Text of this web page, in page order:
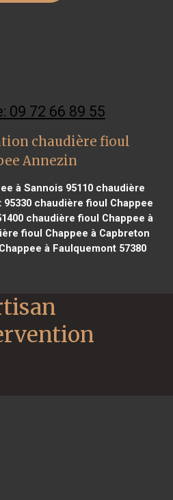
09 72 66 89 55
chaudière fioul
Annezin
à Sannois 95110 chaudière
chaudière fioul Chappee
chaudière fioul Chappee à
fioul Chappee à Capbreton
à Faulquemont 57380